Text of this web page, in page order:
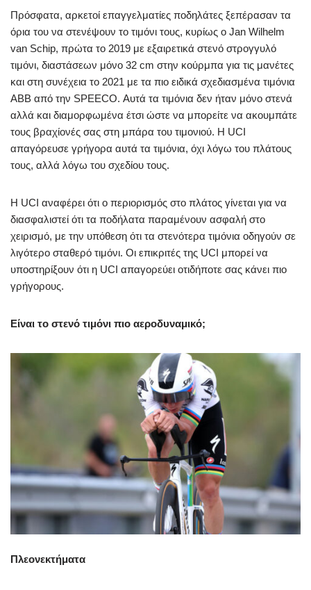
Πρόσφατα, αρκετοί επαγγελματίες ποδηλάτες ξεπέρασαν τα
όρια του να στενέψουν το τιμόνι τους, κυρίως ο Jan Wilhelm
van Schip, πρώτα το 2019 με εξαιρετικά στενό στρογγυλό
τιμόνι, διαστάσεων μόνο 32 cm στην κούρμπα για τις μανέτες
και στη συνέχεια το 2021 με τα πιο ειδικά σχεδιασμένα τιμόνια
ABB από την SPEECO. Αυτά τα τιμόνια δεν ήταν μόνο στενά
αλλά και διαμορφωμένα έτσι ώστε να μπορείτε να ακουμπάτε
τους βραχίονές σας στη μπάρα του τιμονιού. Η UCI
απαγόρευσε γρήγορα αυτά τα τιμόνια, όχι λόγω του πλάτους
τους, αλλά λόγω του σχεδίου τους.
Η UCI αναφέρει ότι ο περιορισμός στο πλάτος γίνεται για να
διασφαλιστεί ότι τα ποδήλατα παραμένουν ασφαλή στο
χειρισμό, με την υπόθεση ότι τα στενότερα τιμόνια οδηγούν σε
λιγότερο σταθερό τιμόνι. Οι επικριτές της UCI μπορεί να
υποστηρίξουν ότι η UCI απαγορεύει οτιδήποτε σας κάνει πιο
γρήγορους.
Είναι το στενό τιμόνι πιο αεροδυναμικό;
Πλεονεκτήματα